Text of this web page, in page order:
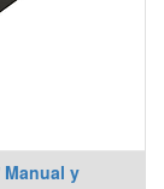
Manual y